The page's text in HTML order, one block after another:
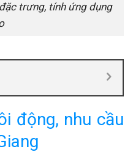
trưng, tính ứng dụng
động, nhu cầu